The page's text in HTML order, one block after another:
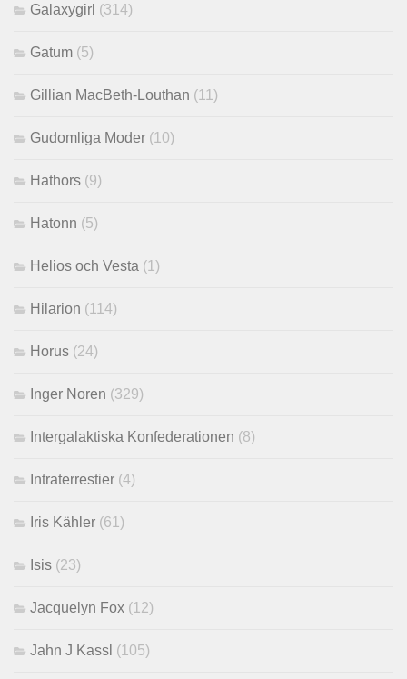
Galaxygirl (314)
Gatum (5)
Gillian MacBeth-Louthan (11)
Gudomliga Moder (10)
Hathors (9)
Hatonn (5)
Helios och Vesta (1)
Hilarion (114)
Horus (24)
Inger Noren (329)
Intergalaktiska Konfederationen (8)
Intraterrestier (4)
Iris Kähler (61)
Isis (23)
Jacquelyn Fox (12)
Jahn J Kassl (105)